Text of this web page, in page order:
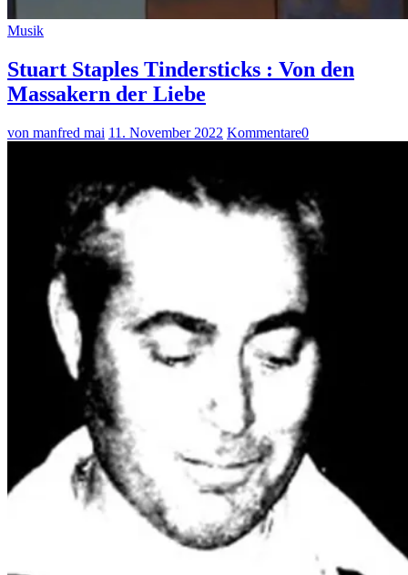
Musik
Stuart Staples Tindersticks : Von den
Massakern der Liebe
von manfred mai 11. November 2022 Kommentare0